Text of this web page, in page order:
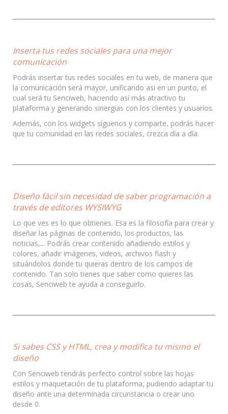
Inserta tus redes sociales para una mejor
comunicación
Podrás insertar tus redes sociales en tu web, de manera que
la comunicación será mayor, unificando asi en un punto, el
cual será tu Senciweb, haciendo así más atractivo tu
plataforma y generando sinergias con los clientes y usuarios.
Además, con los widgets síguenos y comparte, podrás hacer
que tu comunidad en las redes sociales, crezca día a día.
Diseño fácil sin necesidad de saber programación a
través de editores WYSIWYG
Lo que ves es lo que obtienes. Esa es la filosofía para crear y
diseñar las páginas de contenido, los productos, las
noticias,... Podrás crear contenido añadiendo estilos y
colores, añadir imágenes, videos, archivos flash y
situándolos donde tu quieras dentro de los campos de
contenido. Tan solo tienes que saber como quieres las
cosas, Senciweb te ayuda a conseguirlo.
Si sabes CSS y HTML, crea y modifica tu mismo el
diseño
Con Senciweb tendrás perfecto control sobre las hojas
estilos y maquetación de tu plataforma, pudiendo adaptar tu
diseño ante una determinada circunstancia o crear uno
desde 0.